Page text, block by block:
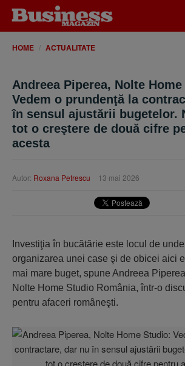
HOME ACTUALITATE
Andreea Piperea, Nolte
Vedem o prundenţă la
în sensul ajustării bugetelor.
tot o creştere de două cifre
acesta
Autor: Roxana Petrescu 13 mai 2026
Investiţia în bucătărie este locul de
organizarea unei case şi de obicei aici
mai mare buget, spune Andreea
Nolte Home Studio România, într-o
pentru afaceri româneşti.